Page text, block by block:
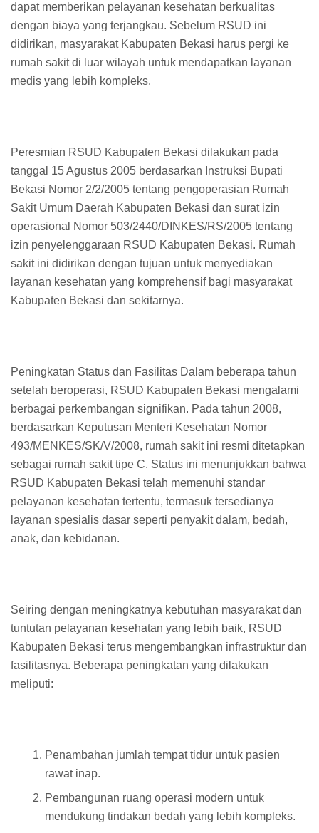
dapat memberikan pelayanan kesehatan berkualitas
dengan biaya yang terjangkau. Sebelum RSUD ini
didirikan, masyarakat Kabupaten Bekasi harus pergi ke
rumah sakit di luar wilayah untuk mendapatkan layanan
medis yang lebih kompleks.
Peresmian RSUD Kabupaten Bekasi dilakukan pada
tanggal 15 Agustus 2005 berdasarkan Instruksi Bupati
Bekasi Nomor 2/2/2005 tentang pengoperasian Rumah
Sakit Umum Daerah Kabupaten Bekasi dan surat izin
operasional Nomor 503/2440/DINKES/RS/2005 tentang
izin penyelenggaraan RSUD Kabupaten Bekasi. Rumah
sakit ini didirikan dengan tujuan untuk menyediakan
layanan kesehatan yang komprehensif bagi masyarakat
Kabupaten Bekasi dan sekitarnya.
Peningkatan Status dan Fasilitas Dalam beberapa tahun
setelah beroperasi, RSUD Kabupaten Bekasi mengalami
berbagai perkembangan signifikan. Pada tahun 2008,
berdasarkan Keputusan Menteri Kesehatan Nomor
493/MENKES/SK/V/2008, rumah sakit ini resmi ditetapkan
sebagai rumah sakit tipe C. Status ini menunjukkan bahwa
RSUD Kabupaten Bekasi telah memenuhi standar
pelayanan kesehatan tertentu, termasuk tersedianya
layanan spesialis dasar seperti penyakit dalam, bedah,
anak, dan kebidanan.
Seiring dengan meningkatnya kebutuhan masyarakat dan
tuntutan pelayanan kesehatan yang lebih baik, RSUD
Kabupaten Bekasi terus mengembangkan infrastruktur dan
fasilitasnya. Beberapa peningkatan yang dilakukan
meliputi:
Penambahan jumlah tempat tidur untuk pasien
rawat inap.
Pembangunan ruang operasi modern untuk
mendukung tindakan bedah yang lebih kompleks.